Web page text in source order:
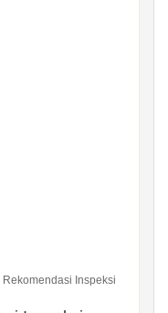
Inspeksi